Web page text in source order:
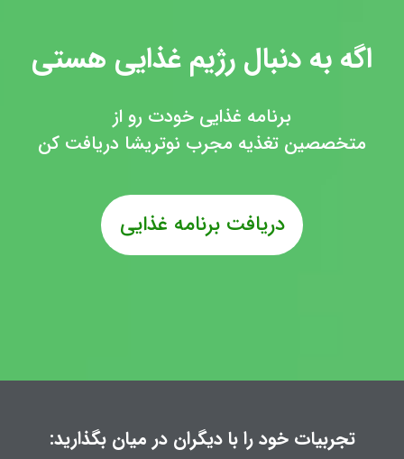
اگه به دنبال رژیم غذایی هستی
برنامه غذایی خودت رو از
متخصصین تغذیه مجرب نوتریشا دریافت کن
دریافت برنامه غذایی
تجربیات خود را با دیگران در میان بگذارید: